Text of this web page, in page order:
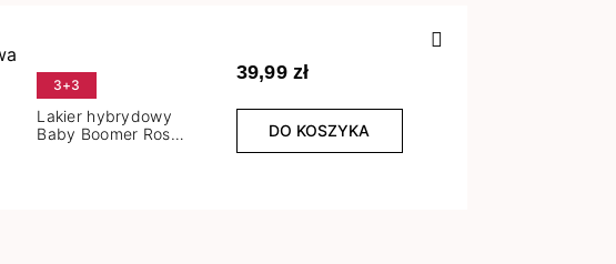
3+3
Lakier hybrydowy
Baby Boomer Rose
39,99 zł
DO KOSZYKA